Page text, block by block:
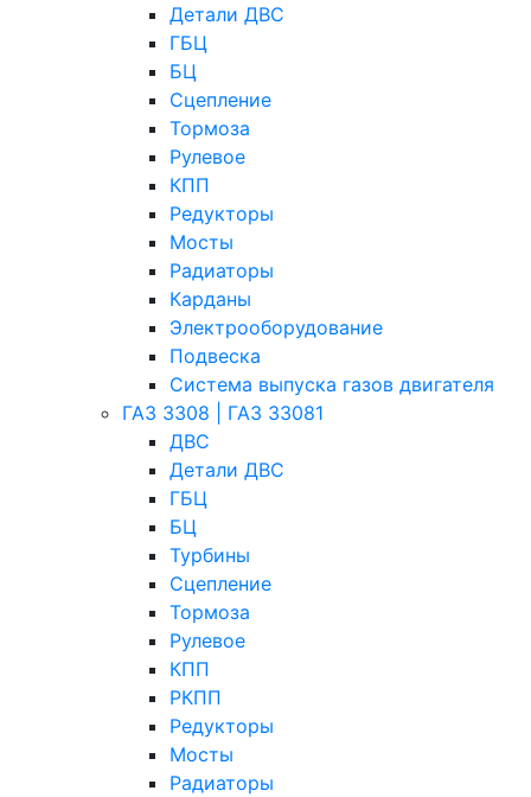
Детали ДВС
ГБЦ
БЦ
Сцепление
Тормоза
Рулевое
КПП
Редукторы
Мосты
Радиаторы
Карданы
Электрооборудование
Подвеска
Система выпуска газов двигателя
ГАЗ 3308 | ГАЗ 33081
ДВС
Детали ДВС
ГБЦ
БЦ
Турбины
Сцепление
Тормоза
Рулевое
КПП
РКПП
Редукторы
Мосты
Радиаторы